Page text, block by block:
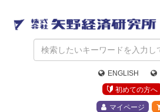
矢
野
経
済
研
究
所
ENGLISH
初めての方へ
マイページ